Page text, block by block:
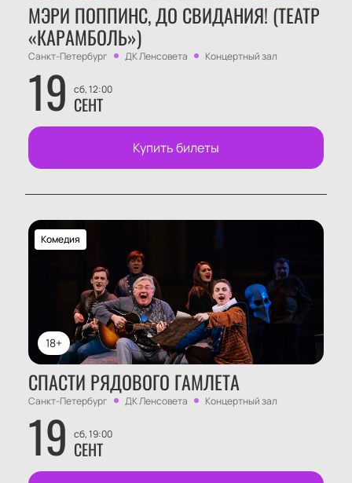
МЭРИ ПОППИНС, ДО СВИДАНИЯ! (ТЕАТР
«КАРАМБОЛЬ»)
Санкт-Петербург ДК Ленсовета Концертный зал
19 сб, 12:00
СЕНТ
Купить билеты
18+
Комедия
СПАСТИ РЯДОВОГО ГАМЛЕТА
Санкт-Петербург ДК Ленсовета Концертный зал
19 сб, 19:00
СЕНТ